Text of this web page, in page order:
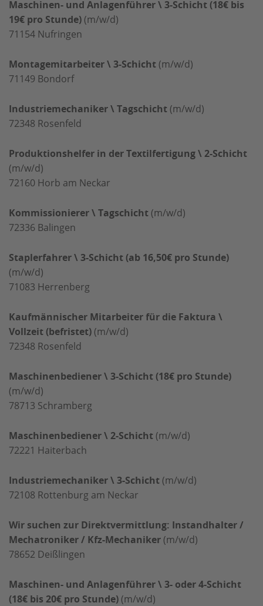
Maschinen- und Anlagenführer \ 3-Schicht (18€ bis
19€ pro Stunde) (m/w/d)
71154 Nufringen
Montagemitarbeiter \ 3-Schicht (m/w/d)
71149 Bondorf
Industriemechaniker \ Tagschicht (m/w/d)
72348 Rosenfeld
Produktionshelfer in der Textilfertigung \ 2-Schicht
(m/w/d)
72160 Horb am Neckar
Kommissionierer \ Tagschicht (m/w/d)
72336 Balingen
Staplerfahrer \ 3-Schicht (ab 16,50€ pro Stunde)
(m/w/d)
71083 Herrenberg
Kaufmännischer Mitarbeiter für die Faktura \
Vollzeit (befristet) (m/w/d)
72348 Rosenfeld
Maschinenbediener \ 3-Schicht (18€ pro Stunde)
(m/w/d)
78713 Schramberg
Maschinenbediener \ 2-Schicht (m/w/d)
72221 Haiterbach
Industriemechaniker \ 3-Schicht (m/w/d)
72108 Rottenburg am Neckar
Wir suchen zur Direktvermittlung: Instandhalter /
Mechatroniker / Kfz-Mechaniker (m/w/d)
78652 Deißlingen
Maschinen- und Anlagenführer \ 3- oder 4-Schicht
(18€ bis 20€ pro Stunde) (m/w/d)